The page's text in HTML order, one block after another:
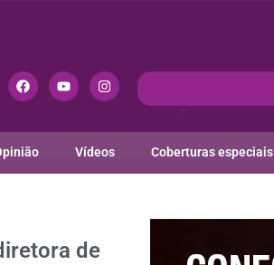
Vídeos Coberturas especiais
de